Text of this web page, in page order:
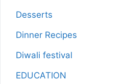
Desserts
Dinner Recipes
Diwali festival
EDUCATION